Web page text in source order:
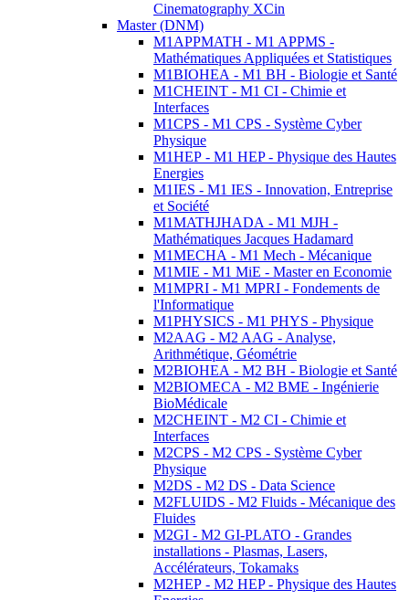
Cinematography XCin
Master (DNM)
M1APPMATH - M1 APPMS -
Mathématiques Appliquées et Statistiques
M1BIOHEA - M1 BH - Biologie et Santé
M1CHEINT - M1 CI - Chimie et
Interfaces
M1CPS - M1 CPS - Système Cyber
Physique
M1HEP - M1 HEP - Physique des Hautes
Energies
M1IES - M1 IES - Innovation, Entreprise
et Société
M1MATHJHADA - M1 MJH -
Mathématiques Jacques Hadamard
M1MECHA - M1 Mech - Mécanique
M1MIE - M1 MiE - Master en Economie
M1MPRI - M1 MPRI - Fondements de
l'Informatique
M1PHYSICS - M1 PHYS - Physique
M2AAG - M2 AAG - Analyse,
Arithmétique, Géométrie
M2BIOHEA - M2 BH - Biologie et Santé
M2BIOMECA - M2 BME - Ingénierie
BioMédicale
M2CHEINT - M2 CI - Chimie et
Interfaces
M2CPS - M2 CPS - Système Cyber
Physique
M2DS - M2 DS - Data Science
M2FLUIDS - M2 Fluids - Mécanique des
Fluides
M2GI - M2 GI-PLATO - Grandes
installations - Plasmas, Lasers,
Accélérateurs, Tokamaks
M2HEP - M2 HEP - Physique des Hautes